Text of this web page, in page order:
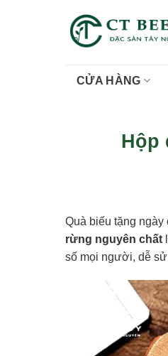
CỬA HÀNG
Hộp
Quà biếu tặng
rừng nguyên chất
số mọi người, dễ